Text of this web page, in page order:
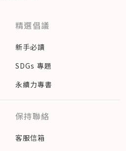
精選倡議
新手必讀
SDGs 專題
永續力專書
保持聯絡
客服信箱